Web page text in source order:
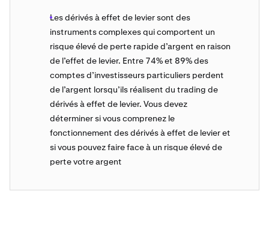
Les dérivés à effet de levier sont des
instruments complexes qui comportent un
risque élevé de perte rapide d’argent en raison
de l’effet de levier. Entre 74% et 89% des
comptes d’investisseurs particuliers perdent
de l’argent lorsqu’ils réalisent du trading de
dérivés à effet de levier. Vous devez
déterminer si vous comprenez le
fonctionnement des dérivés à effet de levier et
si vous pouvez faire face à un risque élevé de
perte votre argent